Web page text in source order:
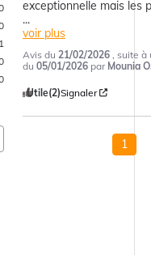
1
...
voir plus
Avis du 21/02/2026 , suite à
du 05/01/2026 par Mounia
Utile(2)Signaler
1